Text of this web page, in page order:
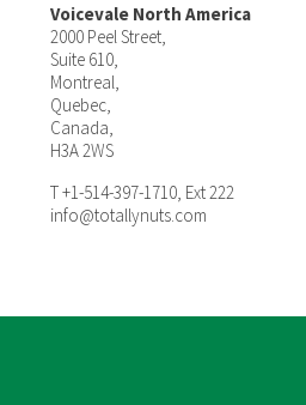
Voicevale North America
2000 Peel Street,
Suite 610,
Montreal,
Quebec,
Canada,
H3A 2WS
T +1-514-397-1710, Ext 222
info@totallynuts.com